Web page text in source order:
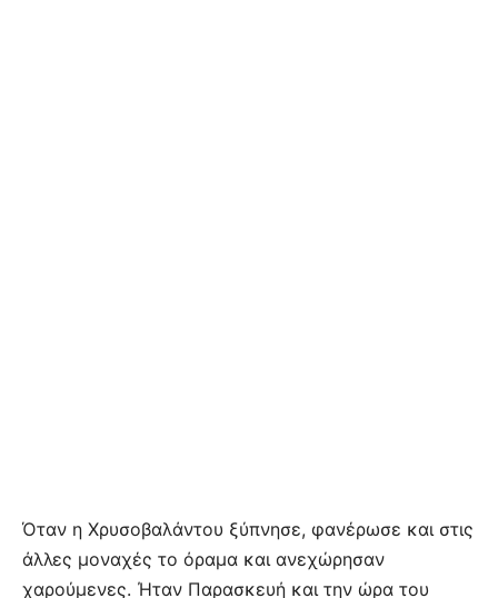
Όταν η Χρυσοβαλάντου ξύπνησε, φανέρωσε και στις
άλλες μοναχές το όραμα και ανεχώρησαν
χαρούμενες. Ήταν Παρασκευή και την ώρα του